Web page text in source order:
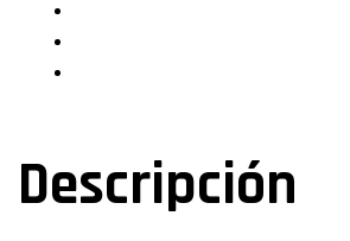
Descripción